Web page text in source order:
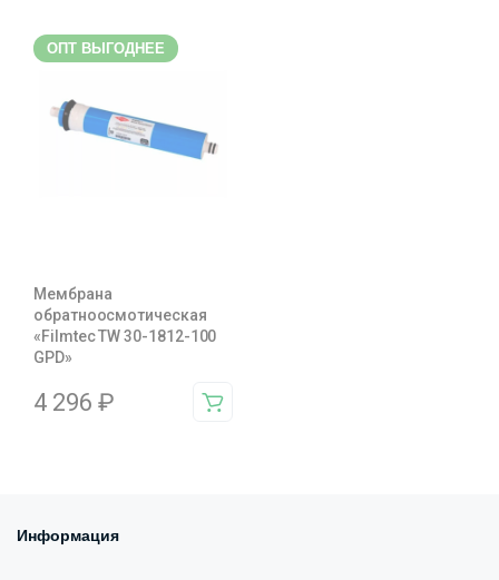
ОПТ ВЫГОДНЕЕ
Мембрана
обратноосмотическая
«Filmtec TW 30-1812-100
GPD»
4 296 ₽
Информация